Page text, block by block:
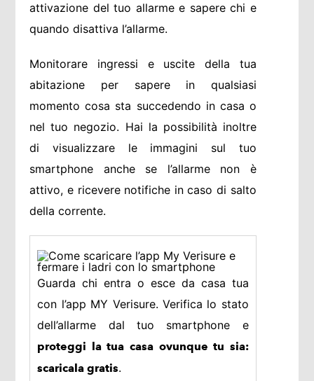
attivazione del tuo allarme e sapere chi e
quando disattiva l’allarme.
Monitorare ingressi e uscite della tua
abitazione per sapere in qualsiasi
momento cosa sta succedendo in casa o
nel tuo negozio. Hai la possibilità inoltre
di visualizzare le immagini sul tuo
smartphone anche se l’allarme non è
attivo, e ricevere notifiche in caso di salto
della corrente.
Guarda chi entra o esce da casa tua
con l’app MY Verisure. Verifica lo stato
dell’allarme dal tuo smartphone e
proteggi la tua casa ovunque tu sia:
scaricala gratis.